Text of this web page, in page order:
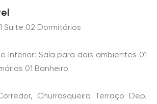
Suite 02 Dormitórios
Inferior: Sala para dois ambientes 01
01 Banheiro
Churrasqueira Terraço Dep.